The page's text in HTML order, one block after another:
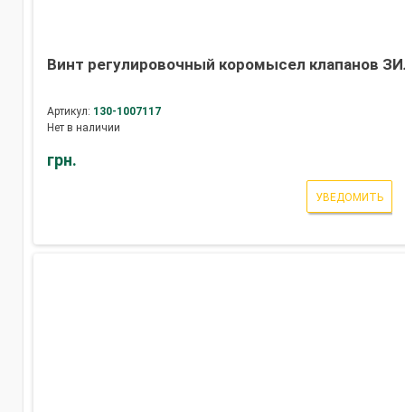
Винт регулировочный коромысел клапанов
Артикул: 130-1007117
Нет в наличии
грн.
УВЕДОМИТЬ